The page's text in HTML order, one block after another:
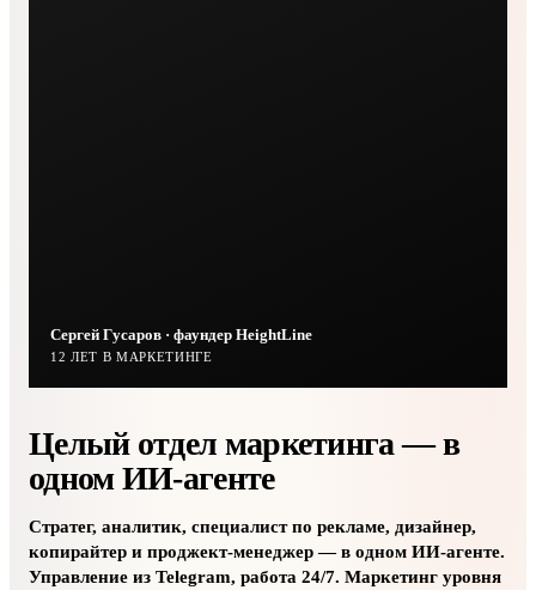
Целый отдел маркетинга —в
одном ИИ-агенте
Стратег, аналитик, специалист по рекламе, дизайнер,
копирайтер и проджект-менеджер — в одном ИИ-агенте.
Управление из Telegram, работа 24/7. Маркетинг уровня
Сергей Гусаров · фаундер HeightLine
12 ЛЕТ В МАРКЕТИНГЕ